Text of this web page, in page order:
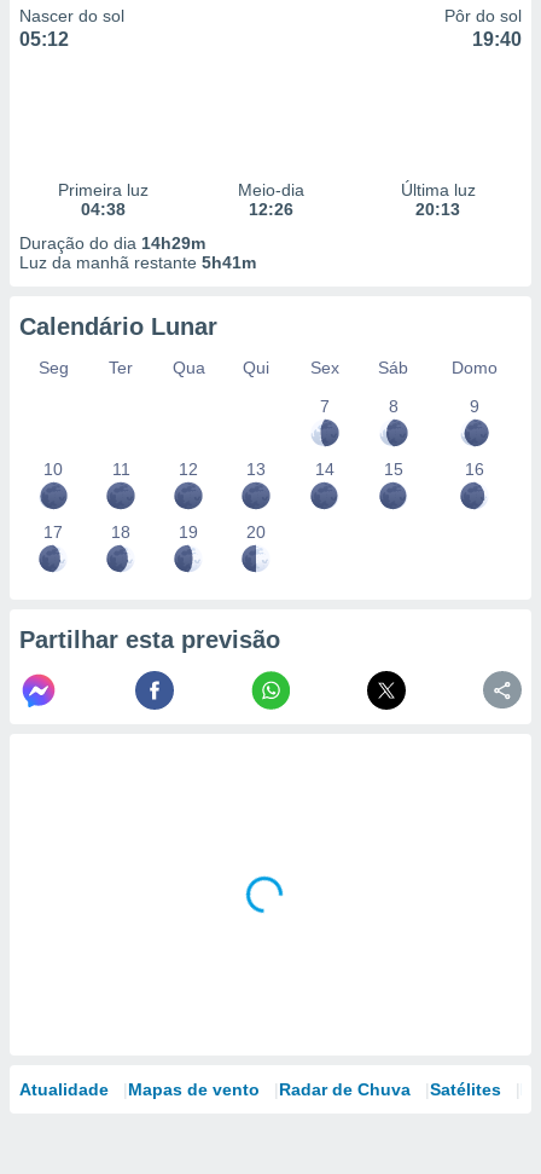
Nascer do sol
05:12
Pôr do sol
19:40
Primeira luz
04:38
Meio-dia
12:26
Última luz
20:13
Duração do dia 14h29m
Luz da manhã restante 5h41m
Calendário Lunar
Seg Ter Qua Qui Sex Sáb
Domo
7
8 9
10 11 12 13 14 15 16
17 18 19 20
Partilhar esta previsão
Atualidade Mapas de vento Radar de Chuva Satélites